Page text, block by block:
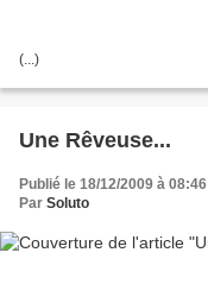
(...)
Une Rêveuse...
Publié le 18/12/2009 à 08:46
Par Soluto